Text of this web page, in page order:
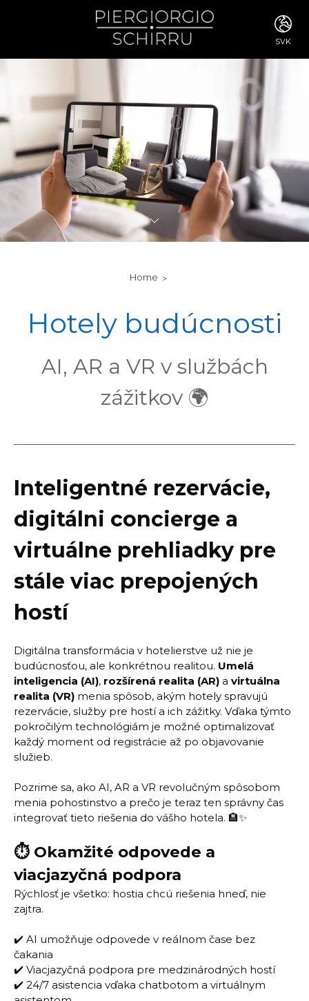
SVK
JPN
SVE
POR
ARA
DUT
Home
Hotely budúcnosti
AI, AR a VR v službách
zážitkov 🌍
Inteligentné rezervácie,
digitálni concierge a
virtuálne prehliadky pre
stále viac prepojených
hostí
Digitálna transformácia v hotelierstve už nie je
budúcnosťou, ale konkrétnou realitou. Umelá
inteligencia (AI), rozšírená realita (AR) a virtuálna
realita (VR) menia spôsob, akým hotely spravujú
rezervácie, služby pre hostí a ich zážitky. Vďaka týmto
pokročilým technológiám je možné optimalizovať
každý moment od registrácie až po objavovanie
služieb.
Pozrime sa, ako AI, AR a VR revolučným spôsobom
menia pohostinstvo a prečo je teraz ten správny čas
integrovať tieto riešenia do vášho hotela. 🏨✨
⏱️ Okamžité odpovede a
viacjazyčná podpora
Rýchlosť je všetko: hostia chcú riešenia hneď, nie
zajtra.
✔️ AI umožňuje odpovede v reálnom čase bez
čakania
✔️ Viacjazyčná podpora pre medzinárodných hostí
✔️ 24/7 asistencia vďaka chatbotom a virtuálnym